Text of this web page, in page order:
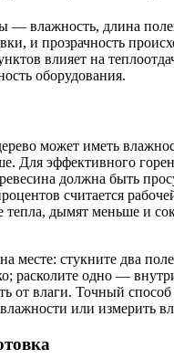
— влажность, длина
и прозрачность
влияет на
оборудования.
может иметь
Для эффективного
должна быть
считается
тепла, дымят меньше и
месте: стукните два
расколите одно —
от влаги. Точный
или измерить